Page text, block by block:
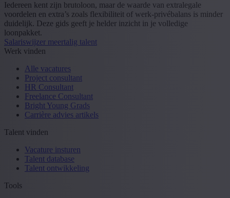
Iedereen kent zijn brutoloon, maar de waarde van extralegale
voordelen en extra’s zoals flexibiliteit of werk-privébalans is minder
duidelijk. Deze gids geeft je helder inzicht in je volledige
loonpakket.
Salariswijzer meertalig talent
Werk vinden
Alle vacatures
Project consultant
HR Consultant
Freelance Consultant
Bright Young Grads
Carrière advies artikels
Talent vinden
Vacature insturen
Talent database
Talent ontwikkeling
Tools